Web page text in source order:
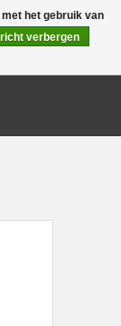
0 Artikelen - €0,00
het gebruik van
verbergen